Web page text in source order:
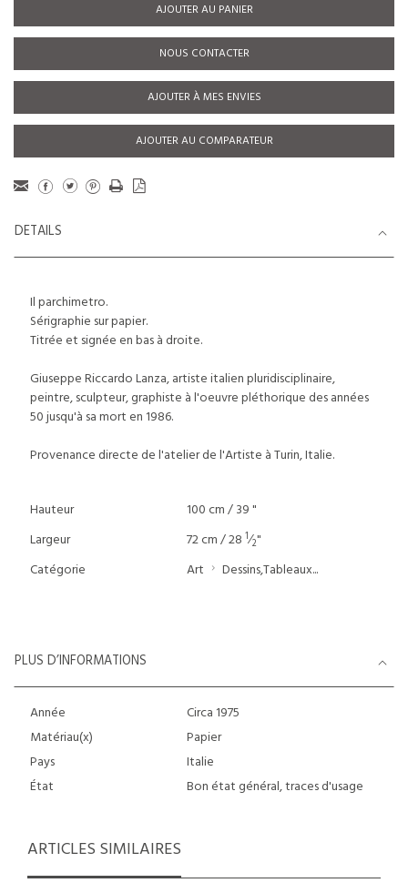
AJOUTER AU PANIER
NOUS CONTACTER
AJOUTER À MES ENVIES
AJOUTER AU COMPARATEUR
DETAILS
Il parchimetro.
Sérigraphie sur papier.
Titrée et signée en bas à droite.
Giuseppe Riccardo Lanza, artiste italien pluridisciplinaire,
peintre, sculpteur, graphiste à l'oeuvre pléthorique des années
50 jusqu'à sa mort en 1986.
Provenance directe de l'atelier de l'Artiste à Turin, Italie.
Hauteur
100 cm / 39 "
Largeur
72 cm / 28 1⁄2"
Catégorie
Art Dessins,Tableaux...
PLUS D’INFORMATIONS
Année
Circa 1975
Matériau(x)
Papier
Pays
Italie
État
Bon état général, traces d'usage
ARTICLES SIMILAIRES